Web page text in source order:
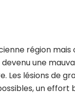
région
une
Les lésions de
un effort